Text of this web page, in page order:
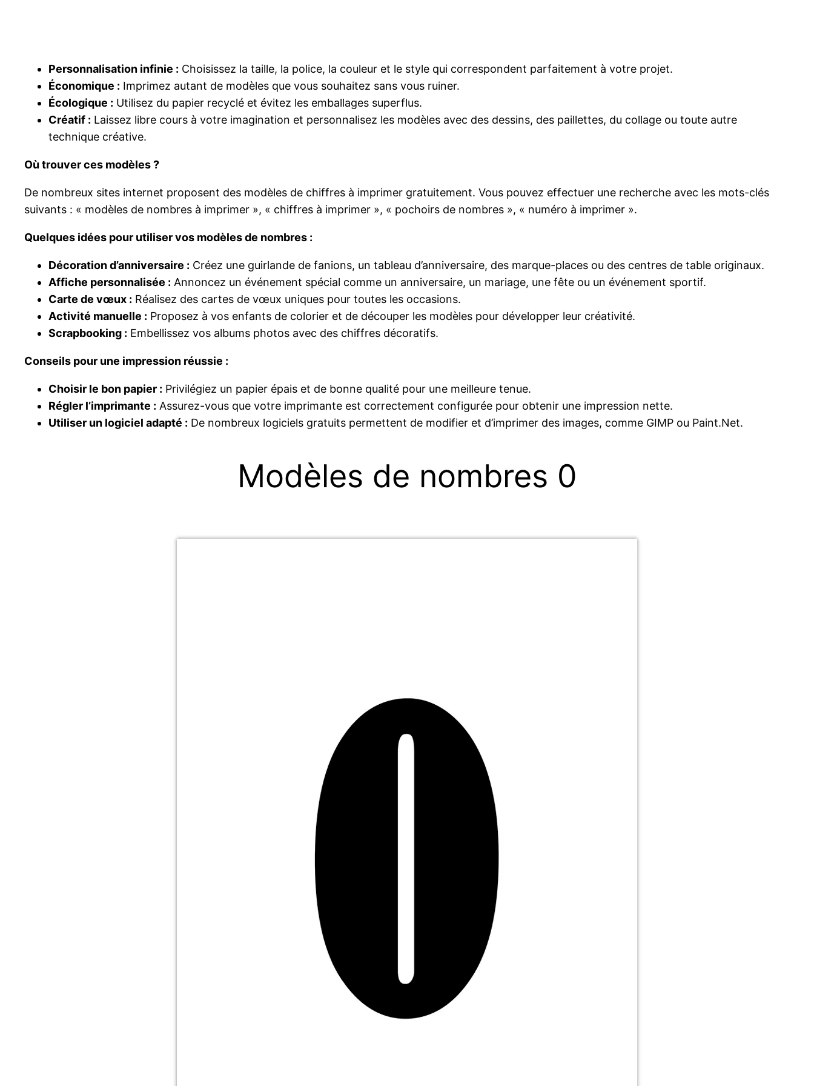
Personnalisation infinie : Choisissez la taille, la police, la couleur et le style qui correspondent parfaitement à votre projet.
Économique : Imprimez autant de modèles que vous souhaitez sans vous ruiner.
Écologique : Utilisez du papier recyclé et évitez les emballages superflus.
Créatif : Laissez libre cours à votre imagination et personnalisez les modèles avec des dessins, des paillettes, du collage ou toute autre
technique créative.
Où trouver ces modèles ?
De nombreux sites internet proposent des modèles de chiffres à imprimer gratuitement. Vous pouvez effectuer une recherche avec les mots-clés
suivants : « modèles de nombres à imprimer », « chiffres à imprimer », « pochoirs de nombres », « numéro à imprimer ».
Quelques idées pour utiliser vos modèles de nombres :
Décoration d’anniversaire : Créez une guirlande de fanions, un tableau d’anniversaire, des marque-places ou des centres de table originaux.
Affiche personnalisée : Annoncez un événement spécial comme un anniversaire, un mariage, une fête ou un événement sportif.
Carte de vœux : Réalisez des cartes de vœux uniques pour toutes les occasions.
Activité manuelle : Proposez à vos enfants de colorier et de découper les modèles pour développer leur créativité.
Scrapbooking : Embellissez vos albums photos avec des chiffres décoratifs.
Conseils pour une impression réussie :
Choisir le bon papier : Privilégiez un papier épais et de bonne qualité pour une meilleure tenue.
Régler l’imprimante : Assurez-vous que votre imprimante est correctement configurée pour obtenir une impression nette.
Utiliser un logiciel adapté : De nombreux logiciels gratuits permettent de modifier et d’imprimer des images, comme GIMP ou Paint.Net.
Modèles de nombres 0